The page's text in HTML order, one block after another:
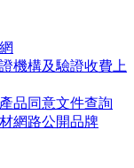
機構及驗證收費上
品同意文件查詢
網路公開品牌